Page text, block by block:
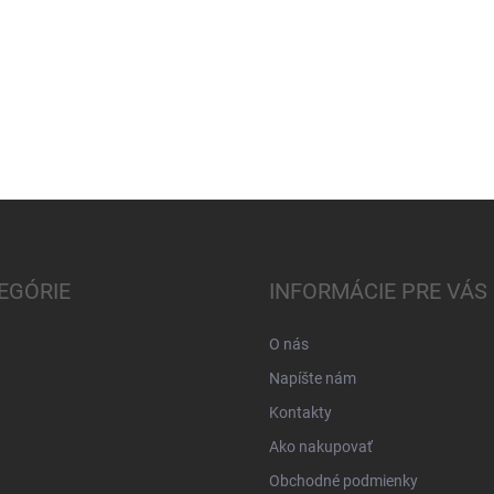
INFORMÁCIE PRE VÁS
O nás
Napíšte nám
Kontakty
Ako nakupovať
Obchodné podmienky